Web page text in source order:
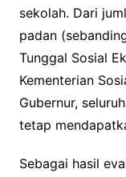
sekolah. Dari
padan
Tunggal Sosial
Kementerian
Gubernur,
tetap
‎Sebagai hasil